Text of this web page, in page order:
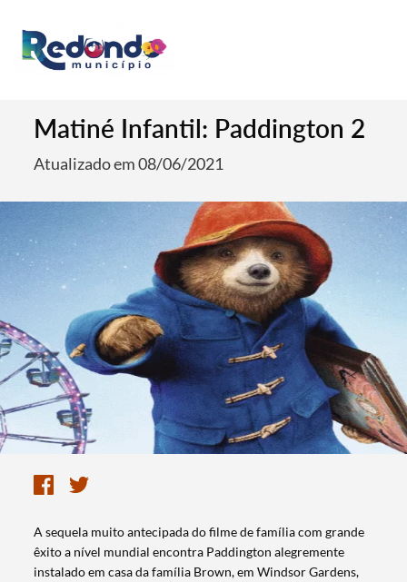
Matiné Infantil: Paddington 2
Atualizado em 08/06/2021
A sequela muito antecipada do filme de família com grande
êxito a nível mundial encontra Paddington alegremente
instalado em casa da família Brown, em Windsor Gardens,